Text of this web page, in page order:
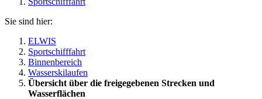
Sie sind hier:
ELWIS
Sportschifffahrt
Binnenbereich
Wasserskilaufen
Übersicht über die freigegebenen Strecken und
Wasserflächen